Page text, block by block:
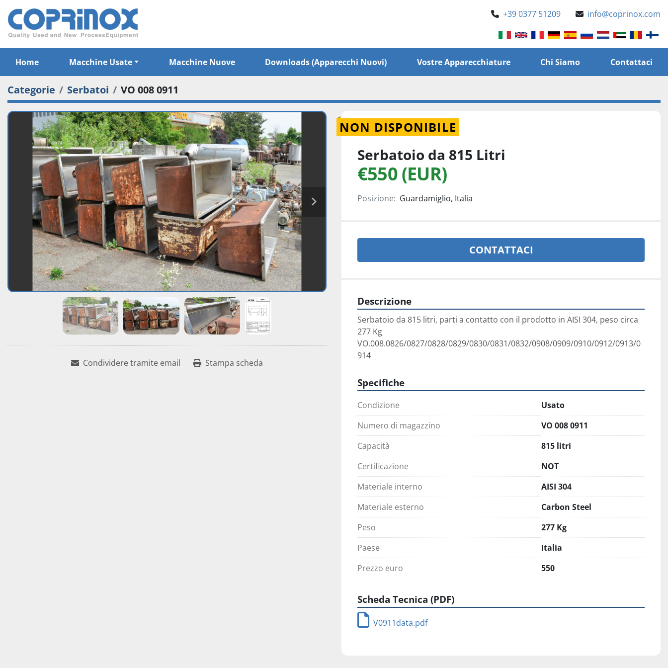
+39 0377 51209 info@coprinox.com
Home Macchine Usate Macchine Nuove Downloads (apparecchi Nuovi) Vostre Apparecchiature Chi Siamo Contattaci
Categorie Serbatoi VO 008 0911
Condividere tramite email Stampa scheda
NON DISPONIBILE
Serbatoio da 815 Litri
€550 (EUR)
Posizione: Guardamiglio, Italia
CONTATTACI
Descrizione
Serbatoio da 815 litri, parti a contatto con il prodotto in AISI 304, peso circa
277 Kg
VO.008.0826/0827/0828/0829/0830/0831/0832/0908/0909/0910/0912/0913/0
914
Specifiche
Condizione
Usato
Numero di magazzino
VO 008 0911
Capacità
815 litri
Certificazione
NOT
Materiale interno
AISI 304
Materiale esterno
Carbon Steel
Peso
277 Kg
Paese
Italia
Prezzo euro
550
Scheda Tecnica (PDF)
V0911data.pdf